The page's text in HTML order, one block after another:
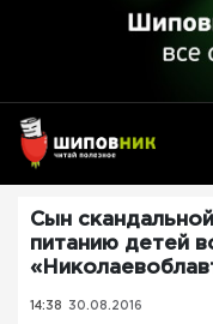
Сын
питанию детей
14:38 30.08.2016